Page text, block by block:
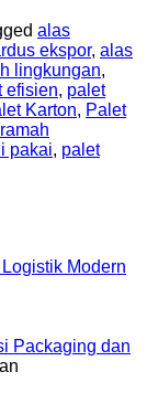
alas
ekspor, alas
lingkungan,
efisien, palet
Karton, Palet
pakai, palet
Modern
Packaging dan